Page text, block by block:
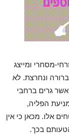
מסחרי ומייצג
ונחרצת. לא
גרים ברחבי
הפליה,
אלו. מכאן כי אין
בכך.